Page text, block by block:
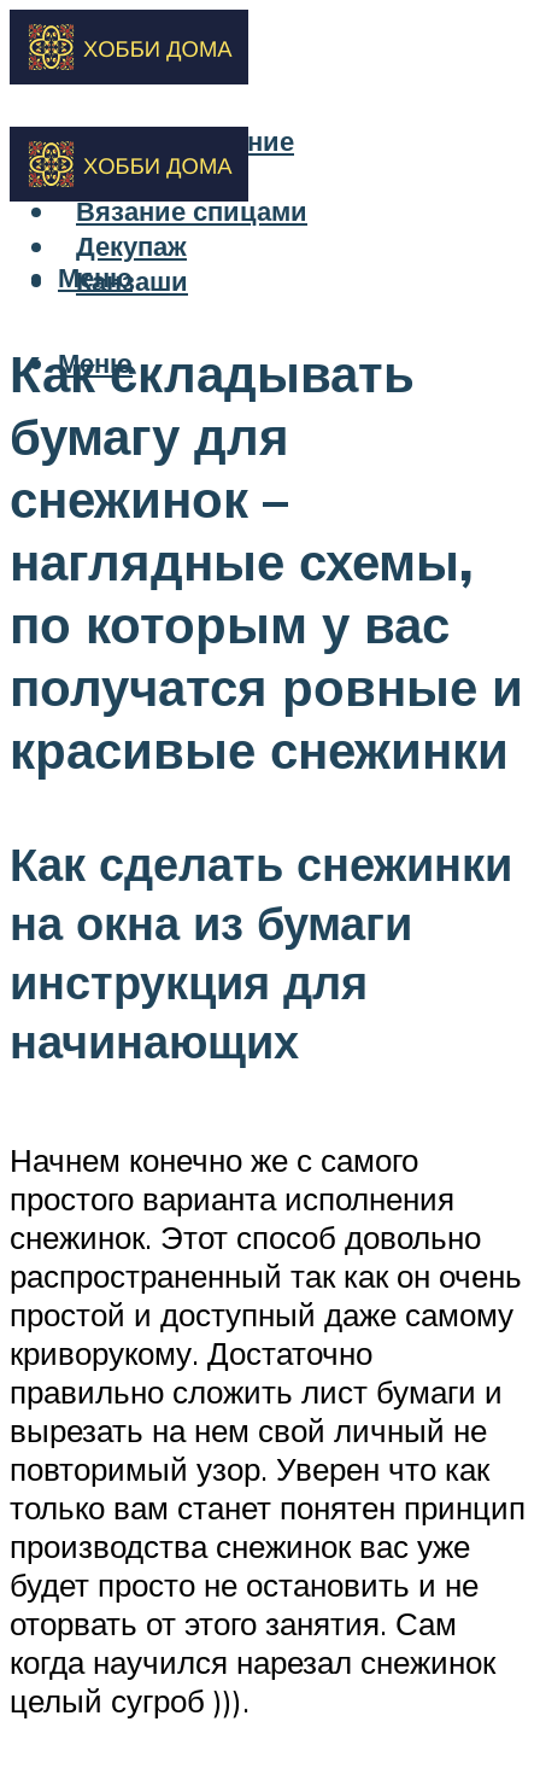
Бисероплетение
Вышивка
Вязание спицами
Декупаж
Канзаши
Меню
Меню
Как складывать
бумагу для
снежинок –
наглядные схемы,
по которым у вас
получатся ровные и
красивые снежинки
Как сделать снежинки
на окна из бумаги
инструкция для
начинающих
Начнем конечно же с самого
простого варианта исполнения
снежинок. Этот способ довольно
распространенный так как он очень
простой и доступный даже самому
криворукому. Достаточно
правильно сложить лист бумаги и
вырезать на нем свой личный не
повторимый узор. Уверен что как
только вам станет понятен принцип
производства снежинок вас уже
будет просто не остановить и не
оторвать от этого занятия. Сам
когда научился нарезал снежинок
целый сугроб ))).